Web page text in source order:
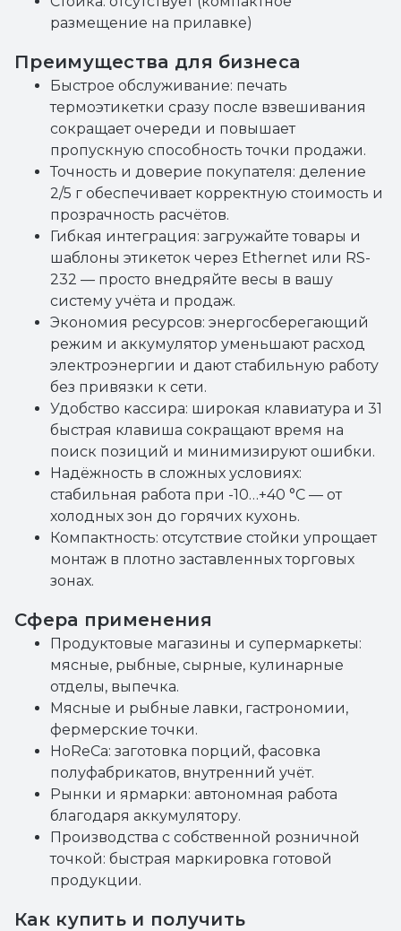
размещение на прилавке)
Преимущества для бизнеса
Быстрое обслуживание: печать
термоэтикетки сразу после взвешивания
сокращает очереди и повышает
пропускную способность точки продажи.
Точность и доверие покупателя: деление
2/5 г обеспечивает корректную стоимость и
прозрачность расчётов.
Гибкая интеграция: загружайте товары и
шаблоны этикеток через Ethernet или RS-
232 — просто внедряйте весы в вашу
систему учёта и продаж.
Экономия ресурсов: энергосберегающий
режим и аккумулятор уменьшают расход
электроэнергии и дают стабильную работу
без привязки к сети.
Удобство кассира: широкая клавиатура и 31
быстрая клавиша сокращают время на
поиск позиций и минимизируют ошибки.
Надёжность в сложных условиях:
стабильная работа при -10…+40 °C — от
холодных зон до горячих кухонь.
Компактность: отсутствие стойки упрощает
монтаж в плотно заставленных торговых
зонах.
Сфера применения
Продуктовые магазины и супермаркеты:
мясные, рыбные, сырные, кулинарные
отделы, выпечка.
Мясные и рыбные лавки, гастрономии,
фермерские точки.
HoReCa: заготовка порций, фасовка
полуфабрикатов, внутренний учёт.
Рынки и ярмарки: автономная работа
благодаря аккумулятору.
Производства с собственной розничной
точкой: быстрая маркировка готовой
продукции.
Как купить и получить